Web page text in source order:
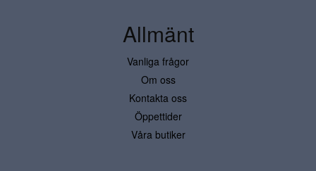
Allmänt
Vanliga frågor
Om oss
Kontakta oss
Öppettider
Våra butiker